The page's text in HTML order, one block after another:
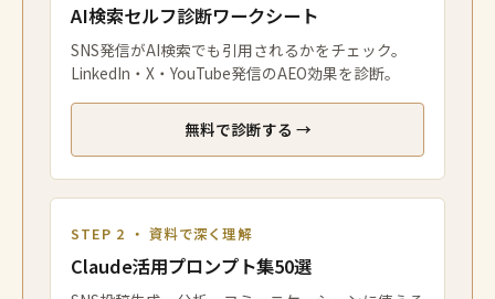
AI検索セルフ診断ワークシート
SNS発信がAI検索でも引用されるかをチェック。
LinkedIn・X・YouTube発信のAEO効果を診断。
無料で診断する →
STEP 2 ・ 資料で深く理解
Claude活用プロンプト集50選